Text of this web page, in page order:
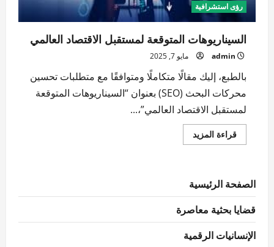
رؤى استشرافية
السيناريوهات المتوقعة لمستقبل الاقتصاد العالمي
admin مايو 7, 2025
بالطبع، إليك مقالًا متكاملًا ومتوافقًا مع متطلبات تحسين
محركات البحث (SEO) بعنوان “السيناريوهات المتوقعة
لمستقبل الاقتصاد العالمي”،...
قراءة المزيداقرأ
المزيد
الاقتصاد
العالمي
الصفحة الرئيسية
قضايا بحثية معاصرة
الإنسانيات الرقمية